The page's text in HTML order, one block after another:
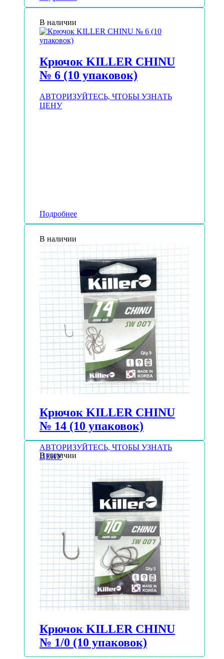
В наличии
Крючок KILLER CHINU
№ 6 (10 упаковок)
АВТОРИЗУЙТЕСЬ, ЧТОБЫ УЗНАТЬ
ЦЕНУ
Подробнее
В наличии
Крючок KILLER CHINU
№ 14 (10 упаковок)
АВТОРИЗУЙТЕСЬ, ЧТОБЫ УЗНАТЬ
ЦЕНУ
Подробнее
В наличии
Крючок KILLER CHINU
№ 1/0 (10 упаковок)